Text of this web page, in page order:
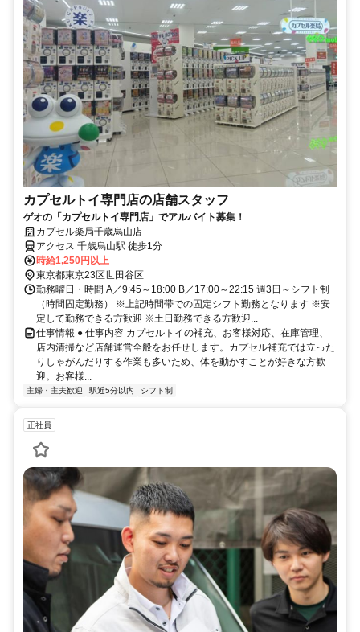
カプセルトイ専門店の店舗スタッフ
ゲオの「カプセルトイ専門店」でアルバイト募集！
カプセル楽局千歳烏山店
アクセス 千歳烏山駅 徒歩1分
時給1,250円以上
東京都東京23区世田谷区
勤務曜日・時間 A／9:45～18:00 B／17:00～22:15 週3日～シフト制
（時間固定勤務） ※上記時間帯での固定シフト勤務となります ※安
定して勤務できる方歓迎 ※土日勤務できる方歓迎...
仕事情報 ● 仕事内容 カプセルトイの補充、お客様対応、在庫管理、
店内清掃など店舗運営全般をお任せします。カプセル補充では立った
りしゃがんだりする作業も多いため、体を動かすことが好きな方歓
迎。お客様...
主婦・主夫歓迎 駅近5分以内 シフト制
正社員